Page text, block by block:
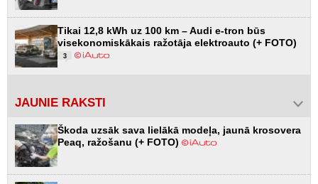
Tikai 12,8 kWh uz 100 km – Audi e-tron būs
visekonomiskākais ražotāja elektroauto (+ FOTO)
3
JAUNIE RAKSTI
Škoda uzsāk sava lielākā modeļa, jaunā krosovera
Peaq, ražošanu (+ FOTO)